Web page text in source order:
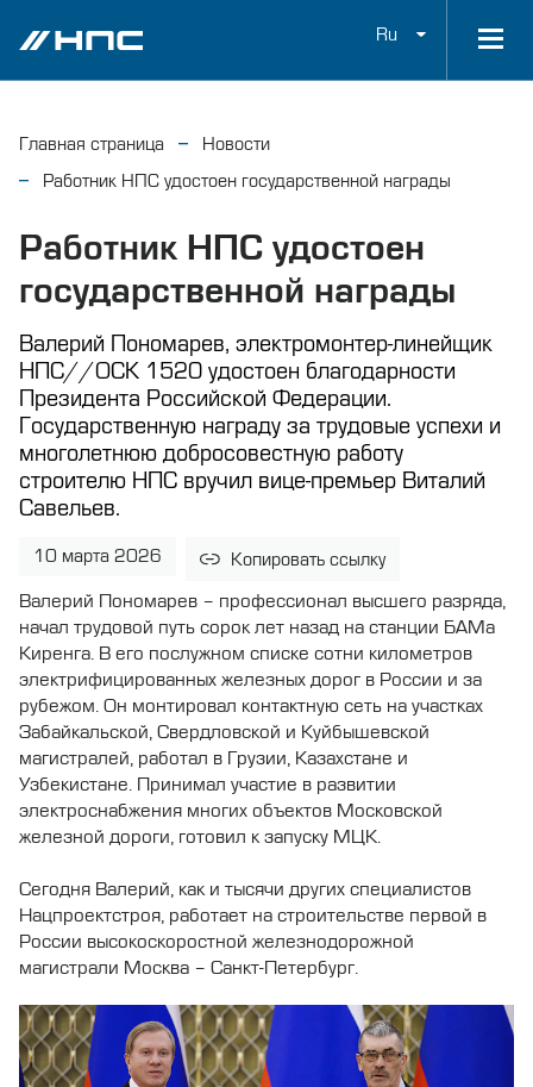
Ru
Главная страница
Новости
Работник НПС удостоен государственной награды
Работник НПС удостоен
государственной награды
Валерий Пономарев, электромонтер-линейщик
НПС//ОСК 1520 удостоен благодарности
Президента Российской Федерации.
Государственную награду за трудовые успехи и
многолетнюю добросовестную работу
строителю НПС вручил вице-премьер Виталий
Савельев.
10 марта 2026 Копировать ссылку
Валерий Пономарев – профессионал высшего разряда,
начал трудовой путь сорок лет назад на станции БАМа
Киренга. В его послужном списке сотни километров
электрифицированных железных дорог в России и за
рубежом. Он монтировал контактную сеть на участках
Забайкальской, Свердловской и Куйбышевской
магистралей, работал в Грузии, Казахстане и
Узбекистане. Принимал участие в развитии
электроснабжения многих объектов Московской
железной дороги, готовил к запуску МЦК.
Сегодня Валерий, как и тысячи других специалистов
Нацпроектстроя, работает на строительстве первой в
России высокоскоростной железнодорожной
магистрали Москва – Санкт-Петербург.